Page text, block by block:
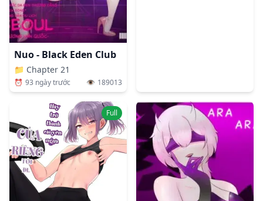
Nuo - Black Eden Club
📁 Chapter 21
⏰ 93 ngày trước 👁️ 189013
Full